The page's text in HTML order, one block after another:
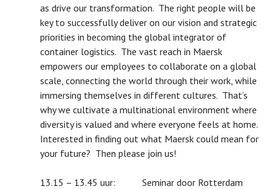
as drive our transformation. The right people will be
key to successfully deliver on our vision and strategic
priorities in becoming the global integrator of
container logistics. The vast reach in Maersk
empowers our employees to collaborate on a global
scale, connecting the world through their work, while
immersing themselves in different cultures. That’s
why we cultivate a multinational environment where
diversity is valued and where everyone feels at home.
Interested in finding out what Maersk could mean for
your future? Then please join us!
13.15 – 13.45 uur: Seminar door Rotterdam